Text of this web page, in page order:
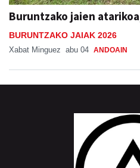
Buruntzako jaien
BURUNTZAKO JAIAK 2026
Xabat Minguez abu 04 ANDOAIN